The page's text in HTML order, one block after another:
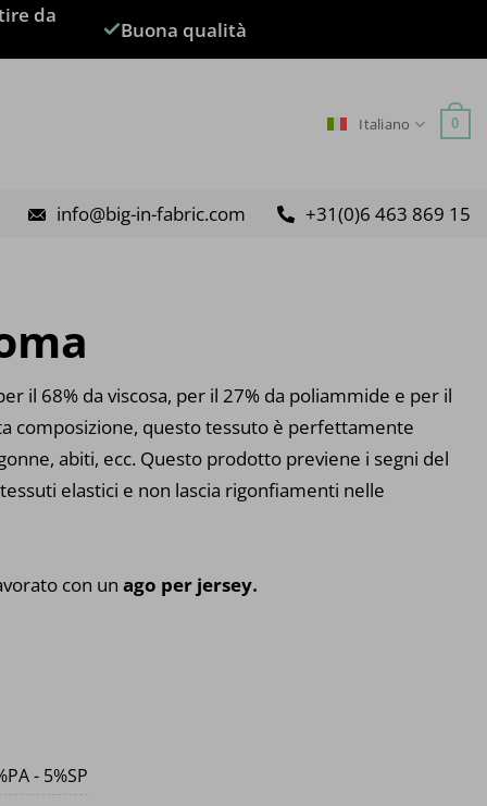
da
Buona qualità
Italiano 0
info@big-in-fabric.com +31(0)6 463 869 15
il 68% da viscosa, per il 27% da poliammide e per il
composizione, questo tessuto è perfettamente
abiti, ecc. Questo prodotto previene i segni del
elastici e non lascia rigonfiamenti nelle
con un ago per jersey.
- 5%SP